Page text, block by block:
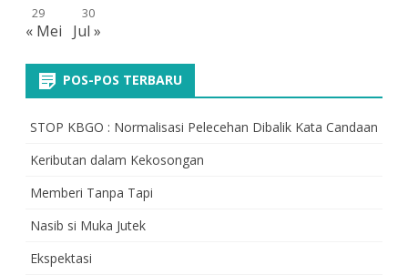
29
30
« Mei Jul »
POS-POS TERBARU
STOP KBGO : Normalisasi Pelecehan Dibalik Kata Candaan
Keributan dalam Kekosongan
Memberi Tanpa Tapi
Nasib si Muka Jutek
Ekspektasi